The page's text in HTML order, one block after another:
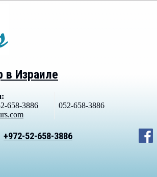
в Израиле
658-3886
052-658-3886
+972-52-658-3886